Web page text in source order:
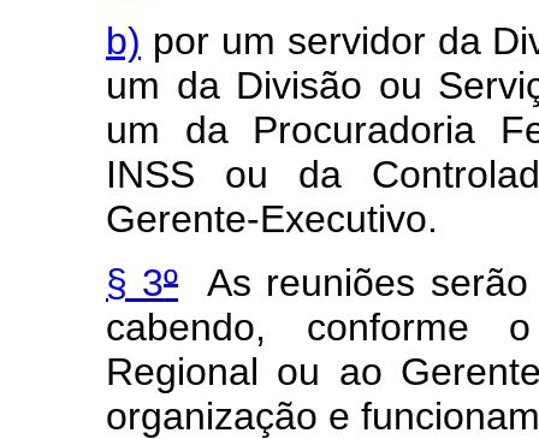
b) por um servidor da
um da Divisão ou
um da Procuradoria
INSS ou da
Gerente-Executivo.
§ 3ºAs reuniões serão
cabendo, conforme
Regional ou ao
organização e